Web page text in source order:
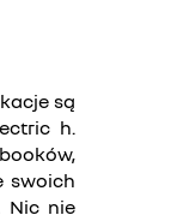
są
h.
swoich
Nic nie